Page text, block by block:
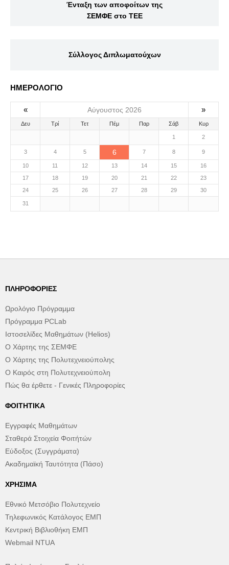
Ένταξη των αποφοίτων της
ΣΕΜΦΕ στο ΤΕΕ
Σύλλογος Διπλωματούχων
ΗΜΕΡΟΛΟΓΙΟ
« Αύγουστος 2026 »
Δευ Τρί Τετ Πέμ Παρ Σάβ Κυρ
1 2
3 4 5 6 7 8 9
10 11 12 13 14 15
16
17
18 19 20 21 22
23
24
25 26 27 28 29 30
31
ΠΛΗΡΟΦΟΡΊΕΣ
Ωρολόγιο Πρόγραμμα
Πρόγραμμα PCLab
Ιστοσελίδες Μαθημάτων (Helios)
Ο Χάρτης της ΣΕΜΦΕ
Ο Χάρτης της Πολυτεχνειούπολης
Ο Καιρός στη Πολυτεχνειούπολη
Πώς θα έρθετε - Γενικές Πληροφορίες
ΦΟΙΤΗΤΙΚΆ
Εγγραφές Μαθημάτων
Σταθερά Στοιχεία Φοιτήτών
Εύδοξος (Συγγράματα)
Ακαδημαϊκή Ταυτότητα (Πάσο)
ΧΡΉΣΙΜΑ
Εθνικό Μετσόβιο Πολυτεχνείο
Τηλεφωνικός Κατάλογος ΕΜΠ
Κεντρική Βιβλιοθήκη ΕΜΠ
Webmail NTUA